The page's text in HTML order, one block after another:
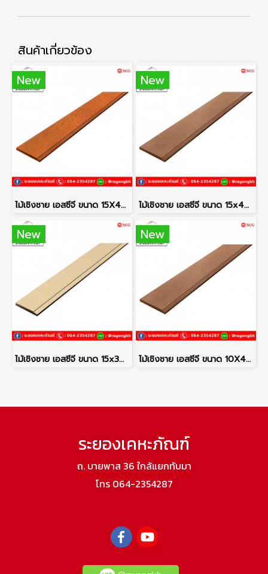
สินค้าเกี่ยวข้อง
New
ไม้เชิงชาย เอสซีจี ขนาด 15X400X1.6 ซม. สีสักทอง
New
ไม้เชิงชาย เอสซีจี ขนาด 15x400x1.6 ซม. สีรองพื้น
New
ไม้เชิงชาย เอสซีจี ขนาด 15x300x1.6 ซม. สีรองพื้นครีม
New
ไม้เชิงชาย เอสซีจี ขนาด 10X400X1.6 ซม. สีรองพื้น
ระยองเคหะภัณฑ์
ถ. บายพาส 36 ใกล้แยกทับมา
โทร 064-2354287